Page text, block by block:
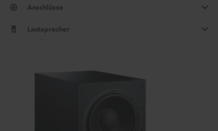
Anschlüsse
Lautsprecher